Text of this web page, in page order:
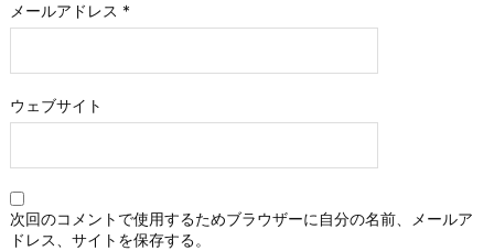
メールアドレス *
ウェブサイト
次回のコメントで使用するためブラウザーに自分の名前、メールア
ドレス、サイトを保存する。